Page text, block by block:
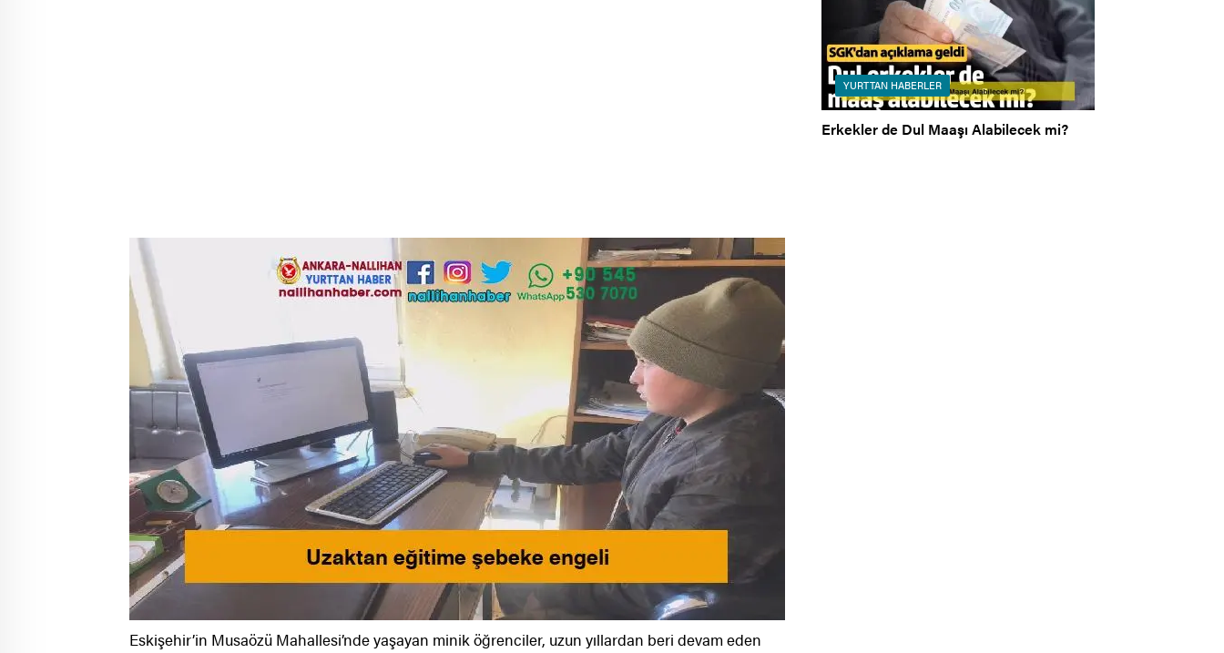
Eskişehir’in Musaözü Mahallesi’nde yaşayan minik öğrenciler, uzun yıllardan beri devam eden
YURTTAN HABERLER
Erkekler de Dul Maaşı Alabilecek mi?